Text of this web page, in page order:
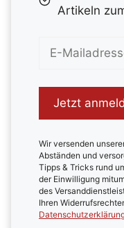
Artikeln
Wir versenden
Abständen und
Tipps & Tricks rund
der Einwilligung
des
Ihren